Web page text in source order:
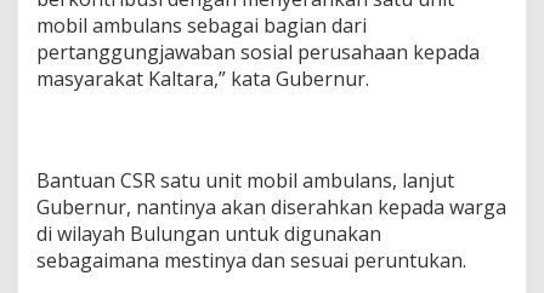
mobil ambulans sebagai bagian dari
pertanggungjawaban sosial perusahaan kepada
masyarakat Kaltara,” kata Gubernur.
Bantuan CSR satu unit mobil ambulans, lanjut
Gubernur, nantinya akan diserahkan kepada warga
di wilayah Bulungan untuk digunakan
sebagaimana mestinya dan sesuai peruntukan.